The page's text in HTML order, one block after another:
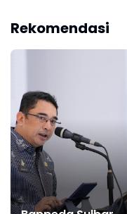
Rekomendasi